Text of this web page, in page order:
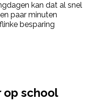
kan dat al snel
paar minuten
besparing
op school